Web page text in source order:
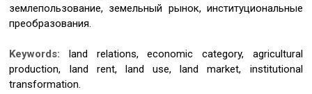
землепользование, земельный рынок, институциональные
преобразования.
Keywords:land relations, economic category, agricultural
production, land rent, land use, land market, institutional
transformation.